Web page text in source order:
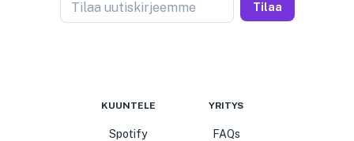
Tilaa uutiskirjeemme Tilaa
KUUNTELE
Spotify
YRITYS
FAQs